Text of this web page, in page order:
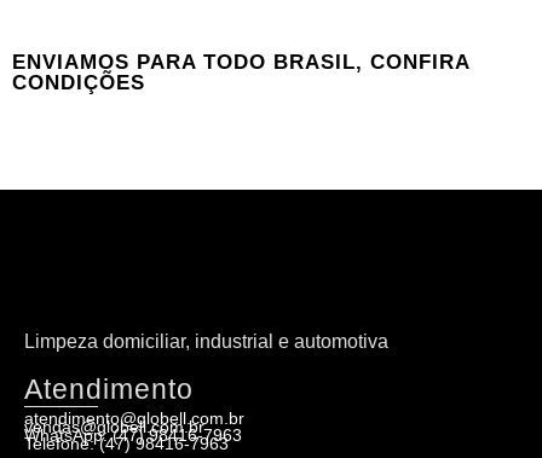
ENVIAMOS PARA TODO BRASIL, CONFIRA
CONDIÇÕES
Limpeza domiciliar, industrial e automotiva
Atendimento
atendimento@globell.com.br
vendas@globell.com.br
WhatsApp: (47) 98416-7963
Telefone: (47) 98416-7963